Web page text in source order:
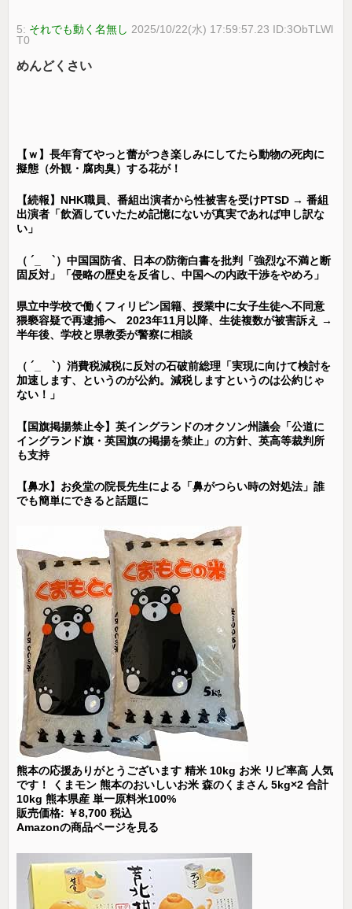
5: それでも動く名無し 2025/10/22(水) 17:59:57.23 ID:3ObTLWl
T0
めんどくさい
【ｗ】長年育てやっと蕾がつき楽しみにしてたら動物の死肉に
擬態（外観・腐肉臭）する花が！
【続報】NHK職員、番組出演者から性被害を受けPTSD → 番組
出演者「飲酒していたため記憶にないが真実であれば申し訳な
い」
（ ´_ゝ`）中国国防省、日本の防衛白書を批判「強烈な不満と断
固反対」「侵略の歴史を反省し、中国への内政干渉をやめろ」
県立中学校で働くフィリピン国籍、授業中に女子生徒へ不同意
猥褻容疑で再逮捕へ 2023年11月以降、生徒複数が被害訴え →
半年後、学校と県教委が警察に相談
（ ´_ゝ`）消費税減税に反対の石破前総理「実現に向けて検討を
加速します、というのが公約。減税しますというのは公約じゃ
ない！」
【国旗掲揚禁止令】英イングランドのオクソン州議会「公道に
イングランド旗・英国旗の掲揚を禁止」の方針、英高等裁判所
も支持
【鼻水】お灸堂の院長先生による「鼻がつらい時の対処法」誰
でも簡単にできると話題に
熊本の応援ありがとうございます 精米 10kg お米 リピ率高 人気
です！ くまモン 熊本のおいしいお米 森のくまさん 5kg×2 合計
10kg 熊本県産 単一原料米100%
販売価格: ￥8,700 税込
Amazonの商品ページを見る